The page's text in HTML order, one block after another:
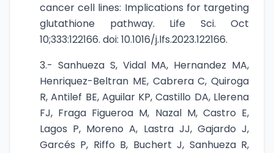
cancer cell lines: Implications for targeting
glutathione pathway. Life Sci. Oct
10;333:122166. doi: 10.1016/j.lfs.2023.122166.
3.- Sanhueza S, Vidal MA, Hernandez MA,
Henriquez-Beltran ME, Cabrera C, Quiroga
R, Antilef BE, Aguilar KP, Castillo DA, Llerena
FJ, Fraga Figueroa M, Nazal M, Castro E,
Lagos P, Moreno A, Lastra JJ, Gajardo J,
Garcés P, Riffo B, Buchert J, Sanhueza R,